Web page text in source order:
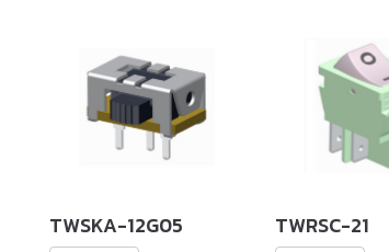
TWSKA-12G05 TWRSC-21